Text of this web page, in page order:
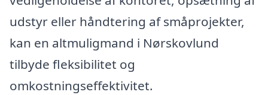
udstyr eller håndtering af småprojekter,
kan en altmuligmand i Nørskovlund
tilbyde fleksibilitet og
omkostningseffektivitet.